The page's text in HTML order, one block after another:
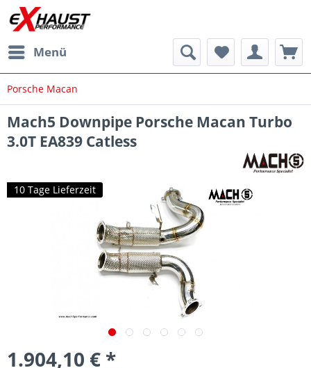
Menü
Porsche Macan
Mach5 Downpipe Porsche Macan Turbo
3.0T EA839 Catless
10 Tage Lieferzeit
1.904,10 € *